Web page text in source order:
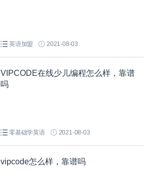
英语加盟 2021-08-03
VIPCODE在线少儿编程怎么样，靠谱
吗
零基础学英语 2021-08-03
vipcode怎么样，靠谱吗